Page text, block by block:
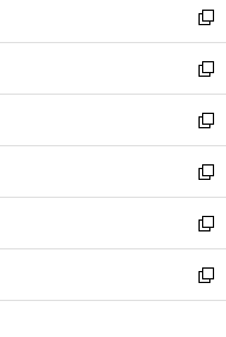
で
開
く
ド
ウ
で
開
く
ィ
ン
ド
ウ
で
開
く
い
ウ
ィ
ン
ド
ウ
で
開
く
新
し
い
ウ
ィ
ン
ド
ウ
で
開
く
新
し
い
ウ
ィ
ン
ド
ウ
で
開
新
し
い
ウ
ィ
ン
ド
ウ
新
し
い
ウ
ィ
ン
新
し
い
ウ
新
し